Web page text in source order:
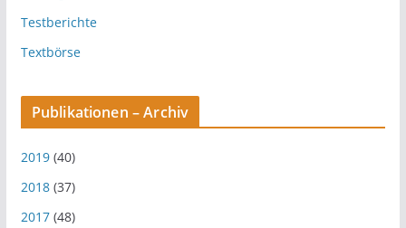
Testberichte
Textbörse
Publikationen – Archiv
2019(40)
2018(37)
2017(48)